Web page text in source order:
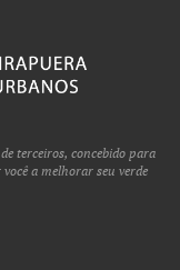
terceiros, concebido para
a melhorar seu verde